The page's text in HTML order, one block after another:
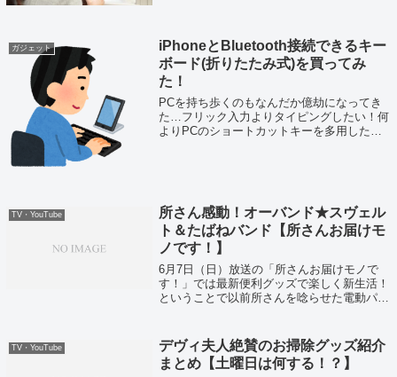
ガジェット
iPhoneとBluetooth接続できるキー
ボード(折りたたみ式)を買ってみ
た！
PCを持ち歩くのもなんだか億劫になってき
た…フリック入力よりタイピングしたい！何
よりPCのショートカットキーを多用したく
TV・YouTube
所さん感動！オーバンド★スヴェル
ト＆たばねバンド【所さんお届けモ
ノです！】
6月7日（日）放送の「所さんお届けモノで
す！」では最新便利グッズで楽しく新生活！
ということで以前所さんを唸らせた電動パン
TV・YouTube
デヴィ夫人絶賛のお掃除グッズ紹介
まとめ【土曜日は何する！？】